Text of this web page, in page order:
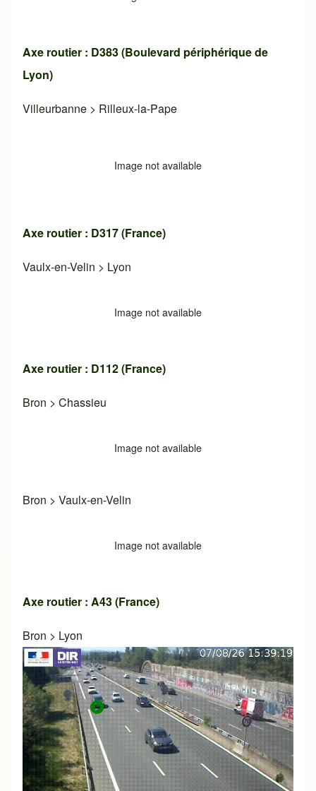
Axe routier : D383 (Boulevard périphérique de
Lyon)
Villeurbanne > Rilleux-la-Pape
Image not available
Axe routier : D317 (France)
Vaulx-en-Velin > Lyon
Image not available
Axe routier : D112 (France)
Bron > Chassieu
Image not available
Bron > Vaulx-en-Velin
Image not available
Axe routier : A43 (France)
Bron > Lyon